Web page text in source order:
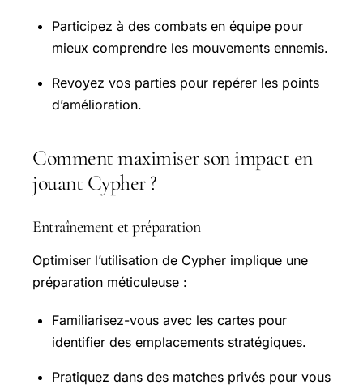
Participez à des combats en équipe pour
mieux comprendre les mouvements ennemis.
Revoyez vos parties pour repérer les points
d’amélioration.
Comment maximiser son impact en
jouant Cypher ?
Entraînement et préparation
Optimiser l’utilisation de Cypher implique une
préparation méticuleuse :
Familiarisez-vous avec les cartes pour
identifier des emplacements stratégiques.
Pratiquez dans des matches privés pour vous